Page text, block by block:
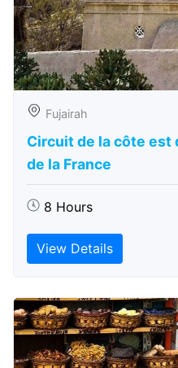
Fujairah
Circuit de la côte est
de la France
8 Hours
View Details